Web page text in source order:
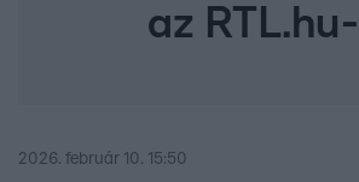
az
2026. február 10. 15:50